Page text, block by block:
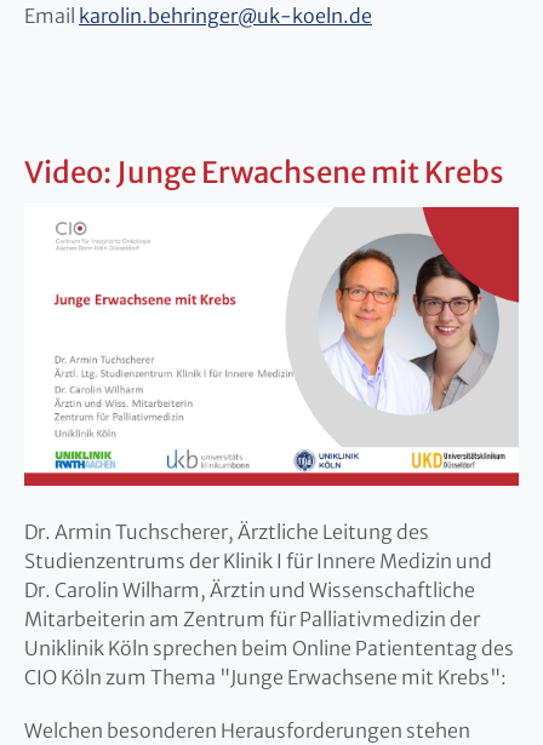
Email karolin.behringer@uk-koeln.de
Video: Junge Erwachsene mit Krebs
Dr. Armin Tuchscherer, Ärztliche Leitung des
Studienzentrums der Klinik I für Innere Medizin und
Dr. Carolin Wilharm, Ärztin und Wissenschaftliche
Mitarbeiterin am Zentrum für Palliativmedizin der
Uniklinik Köln sprechen beim Online Patiententag des
CIO Köln zum Thema "Junge Erwachsene mit Krebs":
Welchen besonderen Herausforderungen stehen